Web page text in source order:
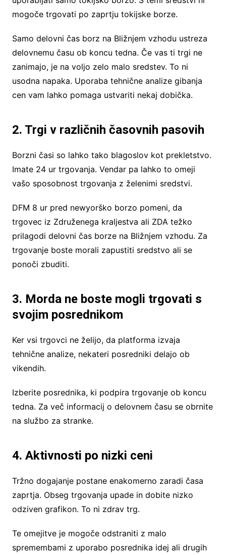
mogoče trgovati po zaprtju tokijske borze.
Samo delovni čas borz na Bližnjem vzhodu ustreza
delovnemu času ob koncu tedna. Če vas ti trgi ne
zanimajo, je na voljo zelo malo sredstev. To ni
usodna napaka. Uporaba tehnične analize gibanja
cen vam lahko pomaga ustvariti nekaj dobička.
2. Trgi v različnih časovnih pasovih
Borzni časi so lahko tako blagoslov kot prekletstvo.
Imate 24 ur trgovanja. Vendar pa lahko to omeji
vašo sposobnost trgovanja z želenimi sredstvi.
DFM 8 ur pred newyorško borzo pomeni, da
trgovec iz Združenega kraljestva ali ZDA težko
prilagodi delovni čas borze na Bližnjem vzhodu. Za
trgovanje boste morali zapustiti sredstvo ali se
ponoči zbuditi.
3. Morda ne boste mogli trgovati s
svojim posrednikom
Ker vsi trgovci ne želijo, da platforma izvaja
tehnične analize, nekateri posredniki delajo ob
vikendih.
Izberite posrednika, ki podpira trgovanje ob koncu
tedna. Za več informacij o delovnem času se obrnite
na službo za stranke.
4. Aktivnosti po nizki ceni
Tržno dogajanje postane enakomerno zaradi časa
zaprtja. Obseg trgovanja upade in dobite nizko
odziven grafikon. To ni zdrav trg.
Te omejitve je mogoče odstraniti z malo
spremembami z uporabo posrednika idej ali drugih